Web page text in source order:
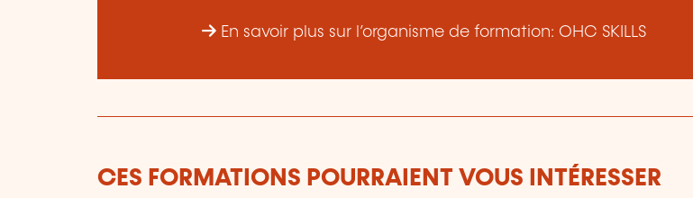
En savoir plus sur l’organisme de formation: OHC SKILLS
CES FORMATIONS POURRAIENT VOUS INTÉRESSER